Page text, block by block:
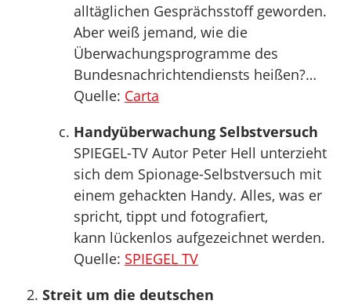
alltäglichen Gesprächsstoff geworden.
Aber weiß jemand, wie die
Überwachungsprogramme des
Bundesnachrichtendiensts heißen?…
Quelle: Carta
Handyüberwachung Selbstversuch
SPIEGEL-TV Autor Peter Hell unterzieht
sich dem Spionage-Selbstversuch mit
einem gehackten Handy. Alles, was er
spricht, tippt und fotografiert,
kann lückenlos aufgezeichnet werden.
Quelle: SPIEGEL TV
Streit um die deutschen